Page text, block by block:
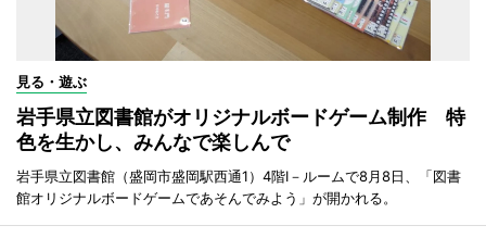
見る・遊ぶ
岩手県立図書館がオリジナルボードゲーム制作 特
色を生かし、みんなで楽しんで
岩手県立図書館（盛岡市盛岡駅西通1）4階I－ルームで8月8日、「図書
館オリジナルボードゲームであそんでみよう」が開かれる。